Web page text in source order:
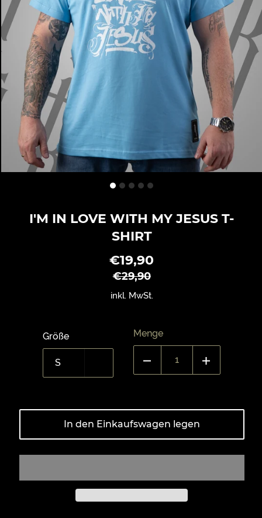
I'M IN LOVE WITH MY JESUS T-
SHIRT
Sonderpreis
€19,90
€29,90
inkl. MwSt.
Größe Menge
In den Einkaufswagen legen